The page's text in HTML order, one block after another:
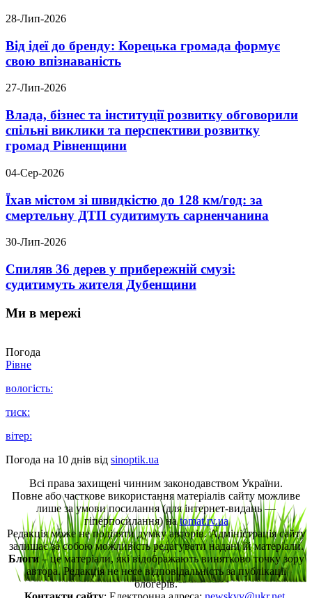
28-Лип-2026
Від ідеї до бренду: Корецька громада формує
свою впізнаваність
27-Лип-2026
Влада, бізнес та інституції розвитку обговорили
спільні виклики та перспективи розвитку
громад Рівненщини
04-Сер-2026
Їхав містом зі швидкістю до 128 км/год: за
смертельну ДТП судитимуть сарненчанина
30-Лип-2026
Спиляв 36 дерев у прибережній смузі:
судитимуть жителя Дубенщини
Ми в мережі
Погода
Рівне
вологість:
тиск:
вітер:
Погода на 10 днів від sinoptik.ua
Всі права захищені чинним законодавством України.
Повне або часткове використання матеріалів сайту можливе
лише за умови посилання (для інтернет-видань —
гіперпосилання) наtomat.rv.ua
Редакція може не поділяти думку авторів. Адміністрація сайту
залишає за собою можливість редагувати надані їй матеріали.
Блоги– це матеріали, які відображають винятково точку зору
автора. Редакція не несе відповідальність за публікації
блогерів.